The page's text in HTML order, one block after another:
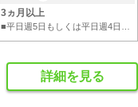
3ヵ月以上
詳細を見る